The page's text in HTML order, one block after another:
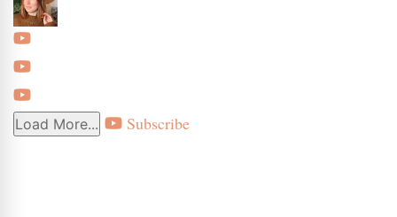
Load More... Subscribe